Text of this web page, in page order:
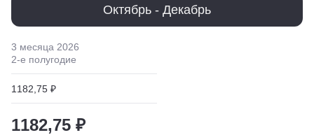
Октябрь - Декабрь
3 месяца 2026
2-е полугодие
1182,75 ₽
1182,75 ₽